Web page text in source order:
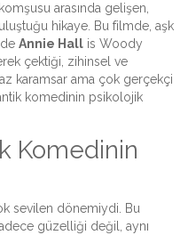
arasında gelişen,
hikaye . Bu filmde, aşk
Annie Hall is Woody
çektiği, zihinsel ve
karamsar ama çok gerçekçi
komedinin psikolojik
Komedinin
sevilen dönemiydi. Bu
güzelliği değil, aynı